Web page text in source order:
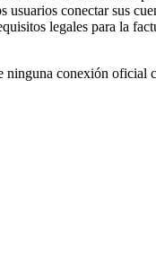
conectar sus
legales para la
conexión